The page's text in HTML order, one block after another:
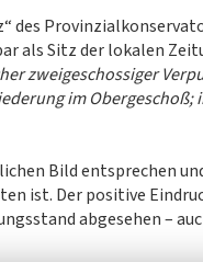
des
als Sitz der lokalen
zweigeschossiger
im Obergeschoß;
Bild entsprechen
ist. Der positive
abgesehen –